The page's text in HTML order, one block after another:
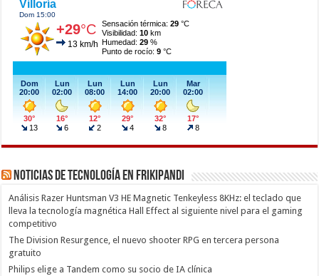
Noticias de Tecnología en Frikipandi
Análisis Razer Huntsman V3 HE Magnetic Tenkeyless 8KHz: el teclado que
lleva la tecnología magnética Hall Effect al siguiente nivel para el gaming
competitivo
The Division Resurgence, el nuevo shooter RPG en tercera persona
gratuito
Philips elige a Tandem como su socio de IA clínica